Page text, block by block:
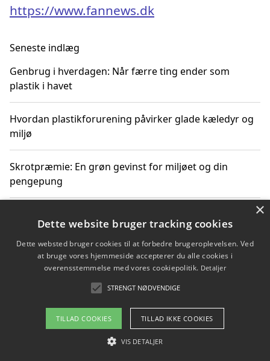
https://www.fannews.dk
Seneste indlæg
Genbrug i hverdagen: Når færre ting ender som
plastik i havet
Hvordan plastikforurening påvirker glade kæledyr og
miljø
Skrotpræmie: En grøn gevinst for miljøet og din
pengepung
Hvordan blåfade med rist kan hjælpe med at reducere
plastik i havet
Spil kasinospil på et troværdigt online casino: Din
guide til sikker og sjov underholdning
Copyright 2026 - Pilanto Aps
Om / kontakt
×
Dette website bruger tracking cookies
Dette websted bruger cookies til at forbedre brugeroplevelsen. Ved
at bruge vores hjemmeside accepterer du alle cookies i
overensstemmelse med vores cookiepolitik. Detaljer
STRENGT NØDVENDIGE
TILLAD COOKIES TILLAD IKKE COOKIES
VIS DETALJER